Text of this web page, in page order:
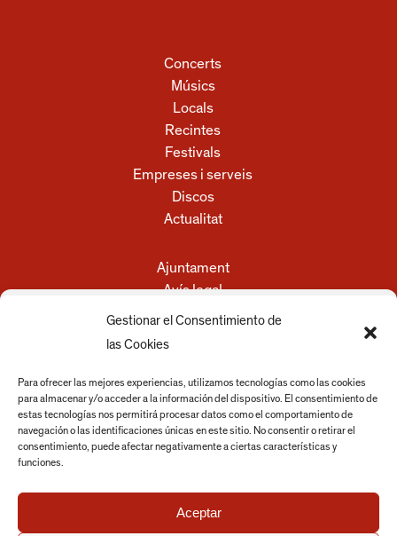
Gestionar el Consentimiento de
las Cookies
Para ofrecer las mejores experiencias, utilizamos tecnologías como las cookies
para almacenar y/o acceder a la información del dispositivo. El consentimiento de
estas tecnologías nos permitirá procesar datos como el comportamiento de
navegación o las identificaciones únicas en este sitio. No consentir o retirar el
consentimiento, puede afectar negativamente a ciertas características y
funciones.
Aceptar
Concerts
Músics
Locals
Recintes
Festivals
Empreses i serveis
Discos
Actualitat
Ajuntament
Avís legal
Política de privacitat